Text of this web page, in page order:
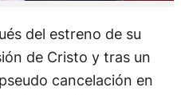
del estreno de su
de Cristo y tras un
cancelación en